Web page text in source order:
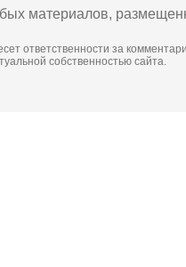
материалов,
ответственности за
собственностью сайта.